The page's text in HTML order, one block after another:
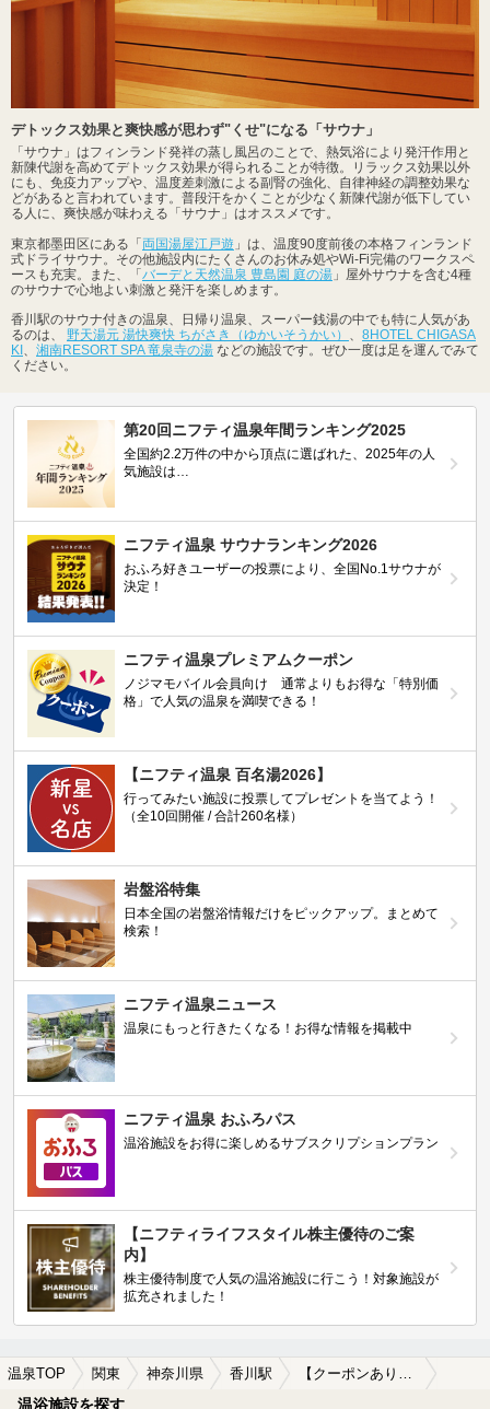
デトックス効果と爽快感が思わず"くせ"になる「サウナ」
「サウナ」はフィンランド発祥の蒸し風呂のことで、熱気浴により発汗作用と
新陳代謝を高めてデトックス効果が得られることが特徴。リラックス効果以外
にも、免疫力アップや、温度差刺激による副腎の強化、自律神経の調整効果な
どがあると言われています。普段汗をかくことが少なく新陳代謝が低下してい
る人に、爽快感が味わえる「サウナ」はオススメです。
東京都墨田区にある「 両国湯屋江戸遊 」は、温度90度前後の本格フィンランド
式ドライサウナ。その他施設内にたくさんのお休み処やWi-Fi完備のワークスペ
ースも充実。また、「 バーデと天然温泉 豊島園 庭の湯 」屋外サウナを含む4種
のサウナで心地よい刺激と発汗を楽しめます。
香川駅のサウナ付きの温泉、日帰り温泉、スーパー銭湯の中でも特に人気があ
るのは、 野天湯元 湯快爽快 ちがさき（ゆかいそうかい） 、 8HOTEL CHIGASA
KI 、 湘南RESORT SPA 竜泉寺の湯 などの施設です。ぜひ一度は足を運んでみて
ください。
第20回ニフティ温泉年間ランキング2025
全国約2.2万件の中から頂点に選ばれた、2025年の人
気施設は…
ニフティ温泉 サウナランキング2026
おふろ好きユーザーの投票により、全国No.1サウナが
決定！
ニフティ温泉プレミアムクーポン
ノジマモバイル会員向け 通常よりもお得な「特別価
格」で人気の温泉を満喫できる！
【ニフティ温泉 百名湯2026】
行ってみたい施設に投票してプレゼントを当てよう！
（全10回開催 / 合計260名様）
岩盤浴特集
日本全国の岩盤浴情報だけをピックアップ。まとめて
検索！
ニフティ温泉ニュース
温泉にもっと行きたくなる！お得な情報を掲載中
ニフティ温泉 おふろパス
温浴施設をお得に楽しめるサブスクリプションプラン
【ニフティライフスタイル株主優待のご案
内】
株主優待制度で人気の温浴施設に行こう！対象施設が
拡充されました！
温泉TOP 関東 神奈川県 香川駅
温浴施設を探す